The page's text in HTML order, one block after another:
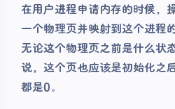
在用户进程申请内存的时候，
一个物理页并映射到这个进程
无论这个物理页之前是什么状
说，这个页也应该是初始化之
都是0。